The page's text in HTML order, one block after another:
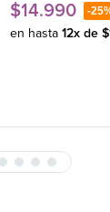
$14.990 -
en hasta 12x de $